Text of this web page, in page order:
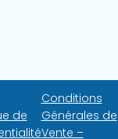
de
Conditions
Générales de
Vente –